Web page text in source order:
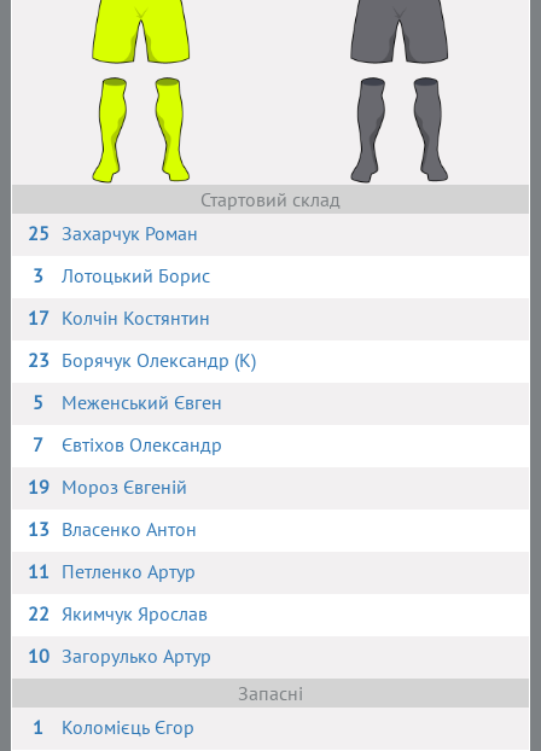
Стартовий склад
25 Захарчук Роман
3
Лотоцький Борис
17 Колчін Костянтин
23 Борячук Олександр (К)
5
Меженський Євген
7
Євтіхов Олександр
19 Мороз Євгеній
13 Власенко Антон
11 Петленко Артур
22 Якимчук Ярослав
10 Загорулько Артур
Запасні
1
Коломієць Єгор